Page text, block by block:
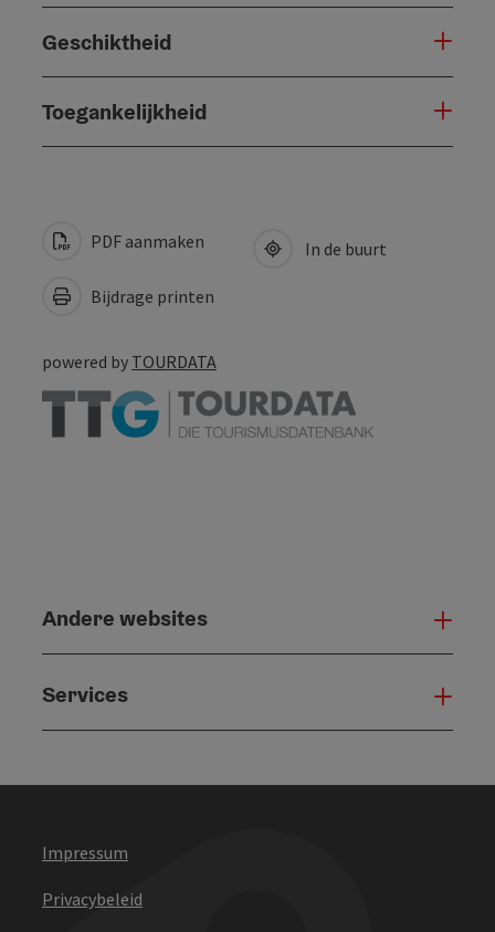
Geschiktheid
Toegankelijkheid
PDF aanmaken
Bijdrage printen
In de buurt
powered by TOURDATA
Andere websites
Services
Impressum
Privacybeleid